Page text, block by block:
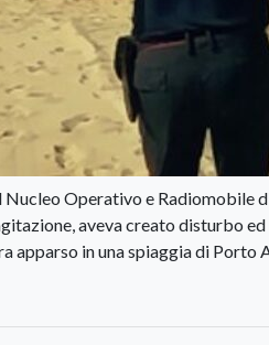
Operativo e Radiomobile
aveva creato disturbo
apparso in una spiaggia di Porto